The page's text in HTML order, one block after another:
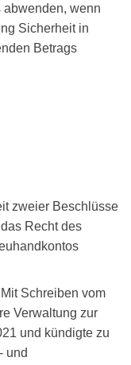
wenn
Sicherheit in
Betrags
zweier Beschlüsse
Recht des
Schreiben vom
Verwaltung zur
und kündigte zu
und